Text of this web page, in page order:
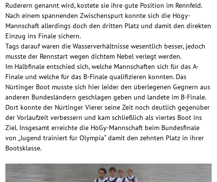
Ruderern genannt wird, kostete sie ihre gute Position im Rennfeld.
Nach einem spannenden Zwischenspurt konnte sich die Högy-
Mannschaft allerdings doch den dritten Platz und damit den direkten
Einzug ins Finale sichern.
Tags darauf waren die Wasserverhältnisse wesentlich besser, jedoch
musste der Rennstart wegen dichtem Nebel verlegt werden.
Im Halbfinale entschied sich, welche Mannschaften sich für das A-
Finale und welche für das B-Finale qualifizieren konnten. Das
Nürtinger Boot musste sich hier leider den überlegenen Gegnern aus
anderen Bundesländern geschlagen geben und landete im B-Finale.
Dort konnte der Nürtinger Vierer seine Zeit noch deutlich gegenüber
der Vorlaufzeit verbessern und kam schließlich als viertes Boot ins
Ziel. Insgesamt erreichte die HöGy-Mannschaft beim Bundesfinale
von „Jugend trainiert für Olympia“ damit den zehnten Platz in ihrer
Bootsklasse.